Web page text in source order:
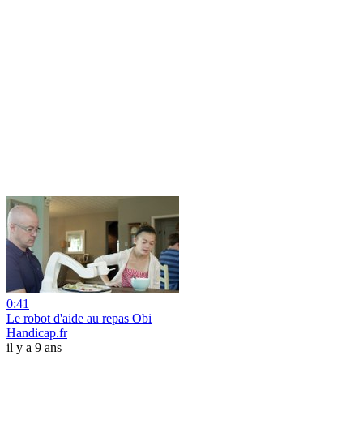
0:41
Le robot d'aide au repas Obi
Handicap.fr
il y a 9 ans